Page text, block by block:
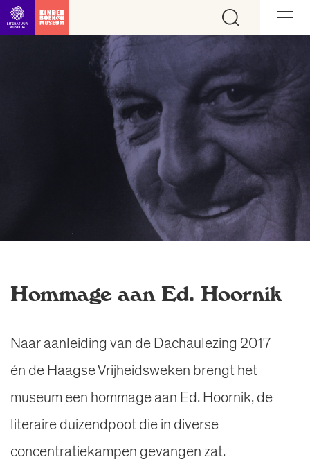
Ga direct naar inhoud
Hommage aan Ed. Hoornik
Naar aanleiding van de Dachaulezing 2017
én de Haagse Vrijheidsweken brengt het
museum een hommage aan Ed. Hoornik, de
literaire duizendpoot die in diverse
concentratiekampen gevangen zat.